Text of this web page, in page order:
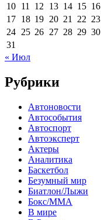
10 11 12 13 14 15 16
17 18 19 20 21 22 23
24 25 26 27 28 29 30
31
« Июл
Рубрики
Автоновости
Автособытия
Автоспорт
Автоэксперт
Актеры
Аналитика
Баскетбол
Безумный мир
Биатлон/Лыжи
Бокс/MMA
В мире